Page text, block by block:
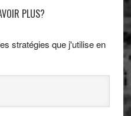
PLUS?
stratégies que j'utilise en